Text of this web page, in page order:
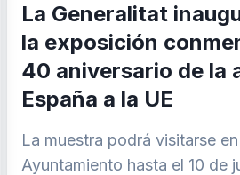
La Generalitat
la exposición
40 aniversario de la
España a la UE
La muestra podrá visitarse
Ayuntamiento hasta el 10 de